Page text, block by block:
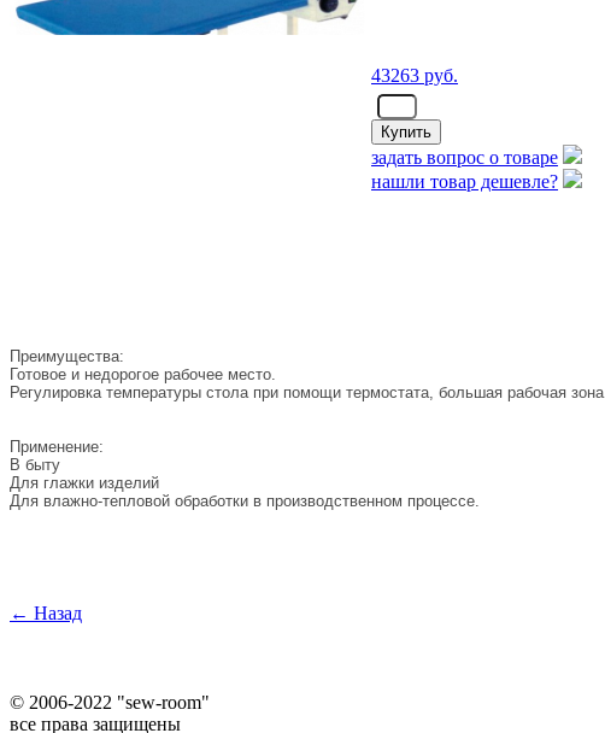
43263 руб.
задать вопрос о товаре
нашли товар дешевле?
Преимущества:
Готовое и недорогое рабочее место.
Регулировка температуры стола при помощи термостата, большая рабочая зона.
Применение:
В быту
Для глажки изделий
Для влажно-тепловой обработки в производственном процессе.
← Назад
© 2006-2022 "sew-room"
все права защищены